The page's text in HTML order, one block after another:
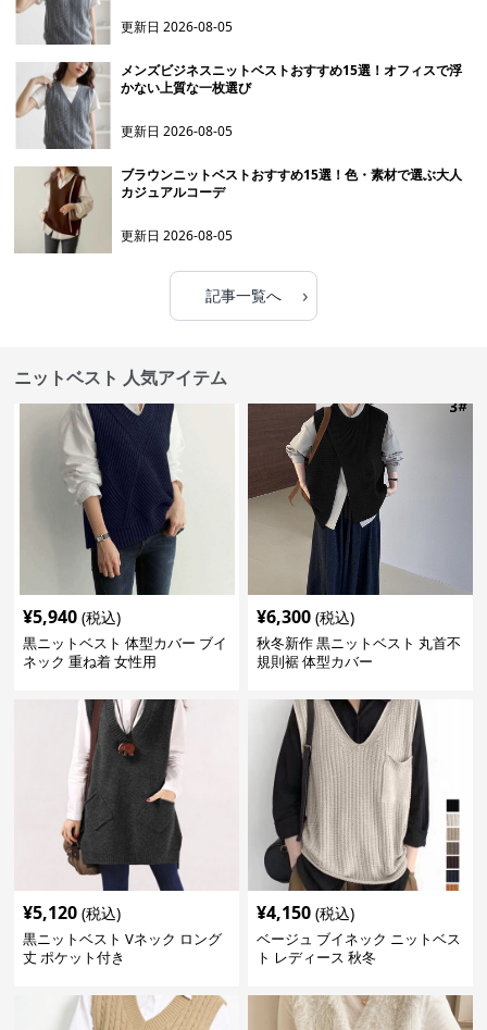
更新日2026-08-05
メンズビジネスニットベストおすすめ15選！オフィスで浮
かない上質な一枚選び
更新日2026-08-05
ブラウンニットベストおすすめ15選！色・素材で選ぶ大人
カジュアルコーデ
更新日2026-08-05
記事一覧へ ›
ニットベスト 人気アイテム
¥5,940 (税込)
黒ニットベスト 体型カバー ブイ
ネック 重ね着 女性用
¥6,300 (税込)
秋冬新作 黒ニットベスト 丸首不
規則裾 体型カバー
¥5,120 (税込)
黒ニットベスト Vネック ロング
丈 ポケット付き
¥4,150 (税込)
ベージュ ブイネック ニットベス
ト レディース 秋冬